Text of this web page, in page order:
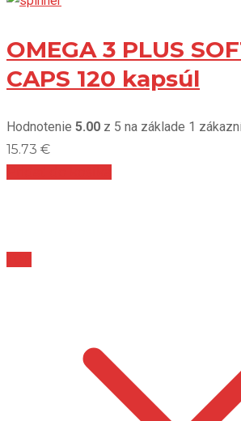
OMEGA 3 PLUS
CAPS 120 kapsúl
Hodnotenie 5.00 z 5 na základe 1
15.73 €